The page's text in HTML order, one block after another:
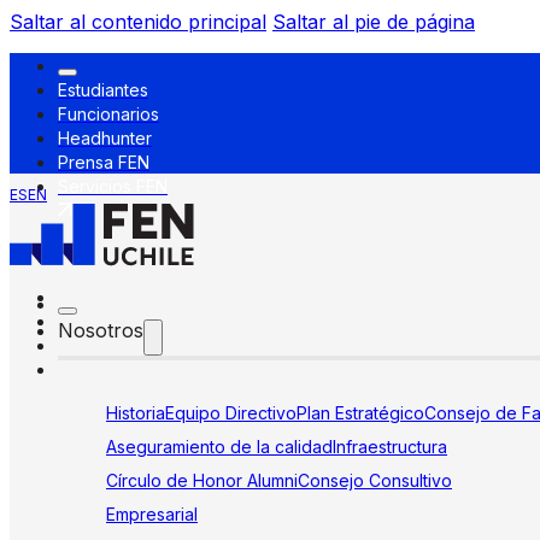
Saltar al contenido principal Saltar al pie de página
Estudiantes
Funcionarios
Headhunter
Prensa FEN
ESEN
Nosotros
HistoriaEquipo DirectivoPlan EstratégicoConsejo de
Aseguramiento de la calidadInfraestructura
Círculo de Honor AlumniConsejo Consultivo
Empresarial